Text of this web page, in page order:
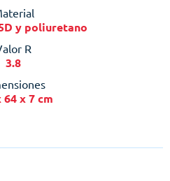
y poliuretano
R
3.8
64 x 7 cm